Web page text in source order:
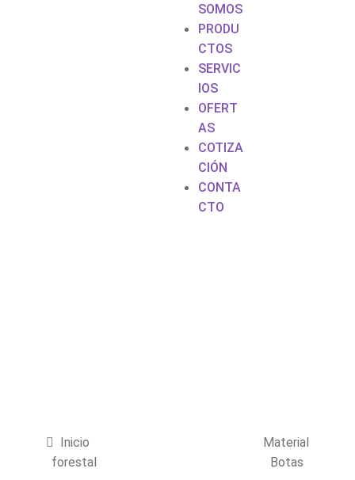
SOMOS
PRODU
CTOS
SERVIC
IOS
OFERT
AS
COTIZA
CIÓN
CONTA
CTO
Inicio
Material
forestal
Botas